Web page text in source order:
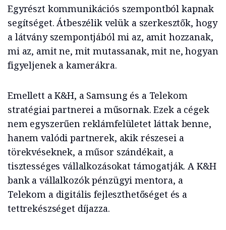
Egyrészt kommunikációs szempontból kapnak
segítséget. Átbeszélik velük a szerkesztők, hogy
a látvány szempontjából mi az, amit hozzanak,
mi az, amit ne, mit mutassanak, mit ne, hogyan
figyeljenek a kamerákra.
Emellett a K&H, a Samsung és a Telekom
stratégiai partnerei a műsornak. Ezek a cégek
nem egyszerűen reklámfelületet láttak benne,
hanem valódi partnerek, akik részesei a
törekvéseknek, a műsor szándékait, a
tisztességes vállalkozásokat támogatják. A K&H
bank a vállalkozók pénzügyi mentora, a
Telekom a digitális fejleszthetőséget és a
tettrekészséget díjazza.